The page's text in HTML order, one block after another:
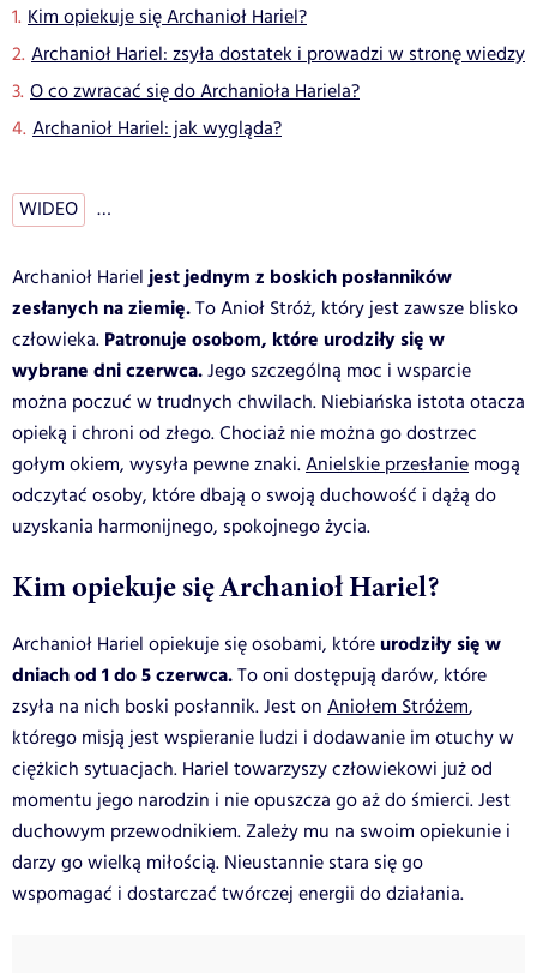
Kim opiekuje się Archanioł Hariel?
Archanioł Hariel: zsyła dostatek i prowadzi w stronę wiedzy
O co zwracać się do Archanioła Hariela?
Archanioł Hariel: jak wygląda?
WIDEO …
Archanioł Harieljest jednym z boskich posłanników
zesłanych na ziemię.To Anioł Stróż, który jest zawsze blisko
człowieka. Patronuje osobom, które urodziły się w
wybrane dni czerwca.Jego szczególną moc i wsparcie
można poczuć w trudnych chwilach. Niebiańska istota otacza
opieką i chroni od złego. Chociaż nie można go dostrzec
gołym okiem, wysyła pewne znaki.Anielskie przesłanie mogą
odczytać osoby, które dbają o swoją duchowość i dążą do
uzyskania harmonijnego, spokojnego życia.
Kim opiekuje się Archanioł Hariel?
Archanioł Hariel opiekuje się osobami, któreurodziły się w
dniach od 1 do 5 czerwca.To oni dostępują darów, które
zsyła na nich boski posłannik. Jest on Aniołem Stróżem,
którego misją jest wspieranie ludzi i dodawanie im otuchy w
ciężkich sytuacjach. Hariel towarzyszy człowiekowi już od
momentu jego narodzin i nie opuszcza go aż do śmierci. Jest
duchowym przewodnikiem. Zależy mu na swoim opiekunie i
darzy go wielką miłością. Nieustannie stara się go
wspomagać i dostarczać twórczej energii do działania.